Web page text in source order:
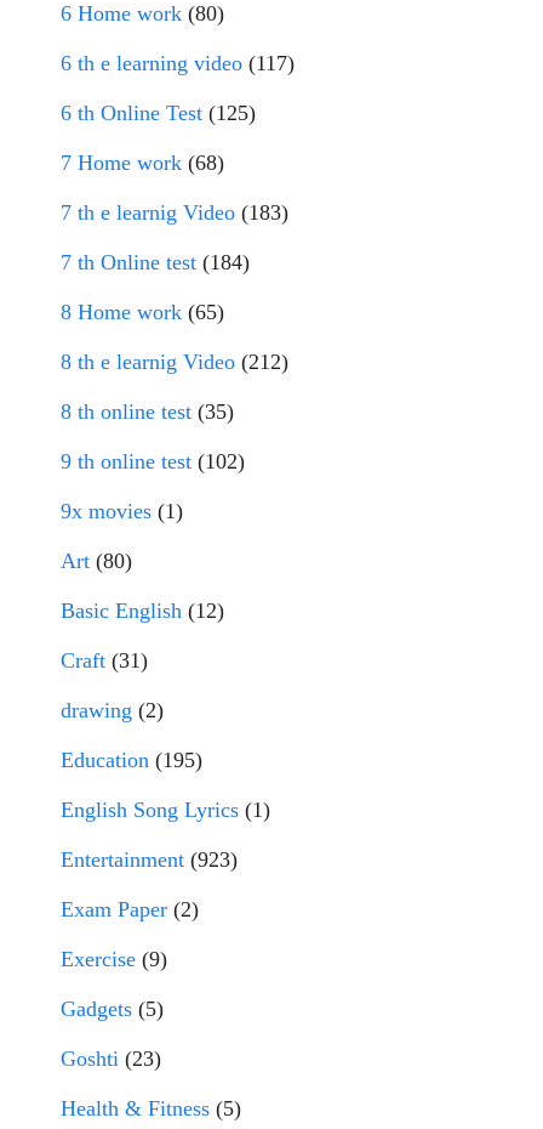
6 Home work (80)
6 th e learning video (117)
6 th Online Test (125)
7 Home work (68)
7 th e learnig Video (183)
7 th Online test (184)
8 Home work (65)
8 th e learnig Video (212)
8 th online test (35)
9 th online test (102)
9x movies (1)
Art (80)
Basic English (12)
Craft (31)
drawing (2)
Education (195)
English Song Lyrics (1)
Entertainment (923)
Exam Paper (2)
Exercise (9)
Gadgets (5)
Goshti (23)
Health & Fitness (5)